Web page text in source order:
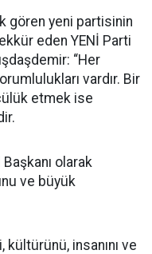
gören yeni partisinin
eden YENİ Parti
“Her
vardır. Bir
etmek ise
olarak
ve büyük
insanını ve